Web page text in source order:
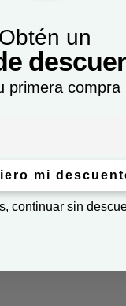
Obtén un
primera compra
mi
continuar sin